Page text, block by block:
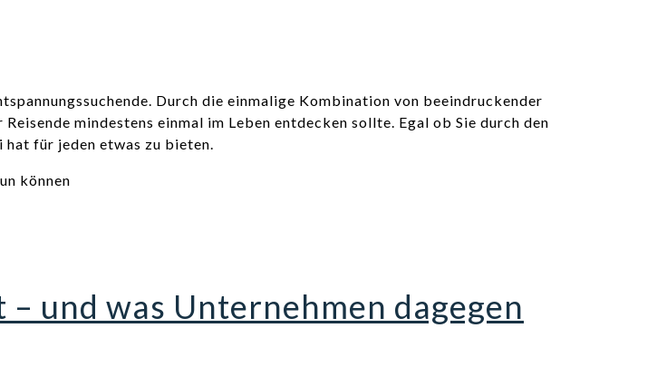
Durch die einmalige Kombination von beeindruckender
mindestens einmal im Leben entdecken sollte. Egal ob Sie durch den
für jeden etwas zu bieten.
und was Unternehmen dagegen